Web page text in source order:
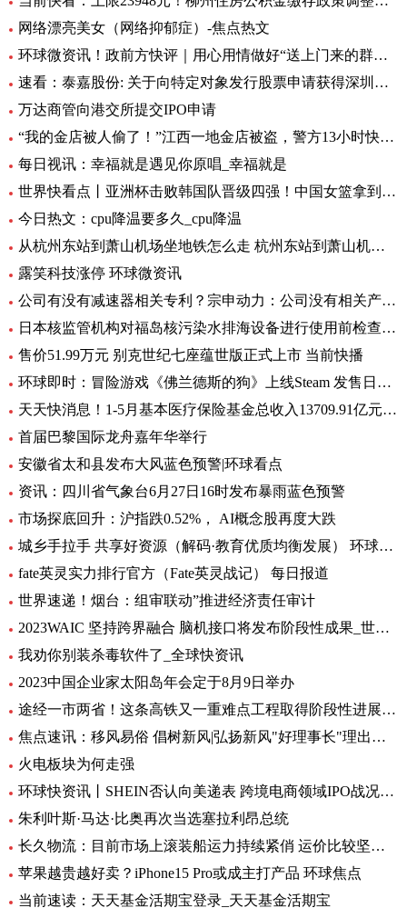
网络漂亮美女（网络抑郁症）-焦点热文
环球微资讯！政前方快评｜用心用情做好“送上门来的群众工作”
速看：泰嘉股份: 关于向特定对象发行股票申请获得深圳证券交易所上市审核中心审核通过的公告
万达商管向港交所提交IPO申请
“我的金店被人偷了！”江西一地金店被盗，警方13小时快速侦破 每日看点
每日视讯：幸福就是遇见你原唱_幸福就是
世界快看点丨亚洲杯击败韩国队晋级四强！中国女篮拿到世界杯及奥运资格赛席位
今日热文：cpu降温要多久_cpu降温
从杭州东站到萧山机场坐地铁怎么走 杭州东站到萧山机场有地铁 环球要闻
露笑科技涨停 环球微资讯
公司有没有减速器相关专利？宗申动力：公司没有相关产品以及专利
日本核监管机构对福岛核污染水排海设备进行使用前检查_速递
售价51.99万元 别克世纪七座蕴世版正式上市 当前快播
环球即时：冒险游戏《佛兰德斯的狗》上线Steam 发售日期待定
天天快消息！1-5月基本医疗保险基金总收入13709.91亿元，同比增长8.2%
首届巴黎国际龙舟嘉年华举行
安徽省太和县发布大风蓝色预警|环球看点
资讯：四川省气象台6月27日16时发布暴雨蓝色预警
市场探底回升：沪指跌0.52%， AI概念股再度大跌
城乡手拉手 共享好资源（解码·教育优质均衡发展） 环球通讯
fate英灵实力排行官方（Fate英灵战记） 每日报道
世界速递！烟台：组审联动”推进经济责任审计
2023WAIC 坚持跨界融合 脑机接口将发布阶段性成果_世界热讯
我劝你别装杀毒软件了_全球快资讯
2023中国企业家太阳岛年会定于8月9日举办
途经一市两省！这条高铁又一重难点工程取得阶段性进展_前沿热点
焦点速讯：移风易俗 倡树新风|弘扬新风"好理事长"理出乡村新风尚
火电板块为何走强
环球快资讯丨SHEIN否认向美递表 跨境电商领域IPO战况如何？
朱利叶斯·马达·比奥再次当选塞拉利昂总统
长久物流：目前市场上滚装船运力持续紧俏 运价比较坚挺-当前速看
苹果越贵越好卖？iPhone15 Pro或成主打产品 环球焦点
当前速读：天天基金活期宝登录_天天基金活期宝